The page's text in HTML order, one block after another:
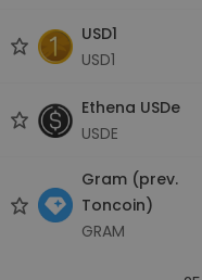
USD1
USD1
Ethena USDe
USDE
Gram (prev.
Toncoin)
GRAM